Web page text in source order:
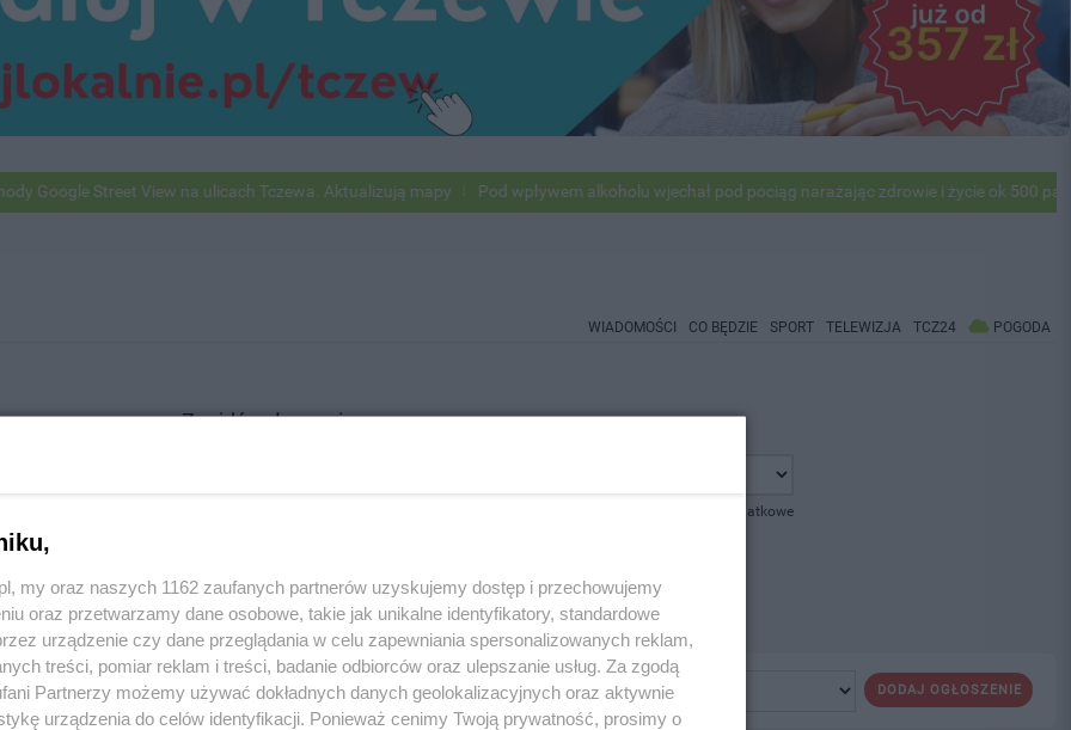
Google Street View na ulicach Tczewa. Aktualizują mapy Pod wpływem alkoholu wjechał pod pociąg narażając zdrowie i życie ok 500
WIADOMOŚCI CO BĘDZIE SPORT TELEWIZJA TCZ24 POGODA
Znajdź ogłoszenie
pokaż opcje dodatkowe
DODAJ OGŁOSZENIE
my oraz naszych 1162 zaufanych partnerów uzyskujemy dostęp i przechowujemy
oraz przetwarzamy dane osobowe, takie jak unikalne identyfikatory, standardowe
urządzenie czy dane przeglądania w celu zapewniania spersonalizowanych reklam,
treści, pomiar reklam i treści, badanie odbiorców oraz ulepszanie usług. Za zgodą
Partnerzy możemy używać dokładnych danych geolokalizacyjnych oraz aktywnie
urządzenia do celów identyfikacji. Ponieważ cenimy Twoją prywatność, prosimy o